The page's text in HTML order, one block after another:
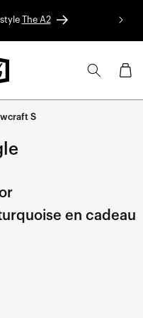
The A2
Panier
S
en cadeau